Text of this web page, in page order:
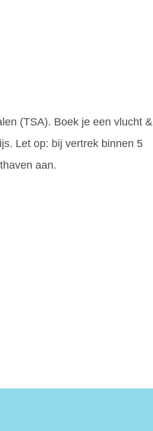
(TSA). Boek je een vlucht &
Let op: bij vertrek binnen 5
aan.